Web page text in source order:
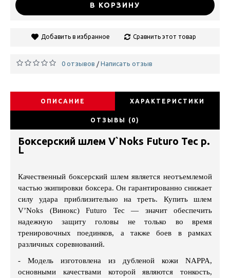
В КОРЗИНУ
Добавить в избранное Сравнить этот товар
0 отзывов / Написать отзыв
ОПИСАНИЕ ХАРАКТЕРИСТИКИ
ОТЗЫВЫ (0)
Боксерский шлем V`Noks Futuro Tec р.
L
Качественный боксерский шлем является неотъемлемой
частью экипировки боксера. Он гарантированно снижает
силу удара приблизительно на треть. Купить шлем
V’Noks (Винокс) Futuro Tec — значит обеспечить
надежную защиту головы не только во время
тренировочных поединков, а также боев в рамках
различных соревнований.
- Модель изготовлена из дубленой кожи NAPPA,
основными качествами которой являются тонкость,